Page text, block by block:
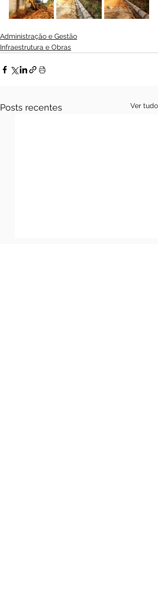
Administração e Gestão
Infraestrutura e Obras
Posts recentes Ver tudo